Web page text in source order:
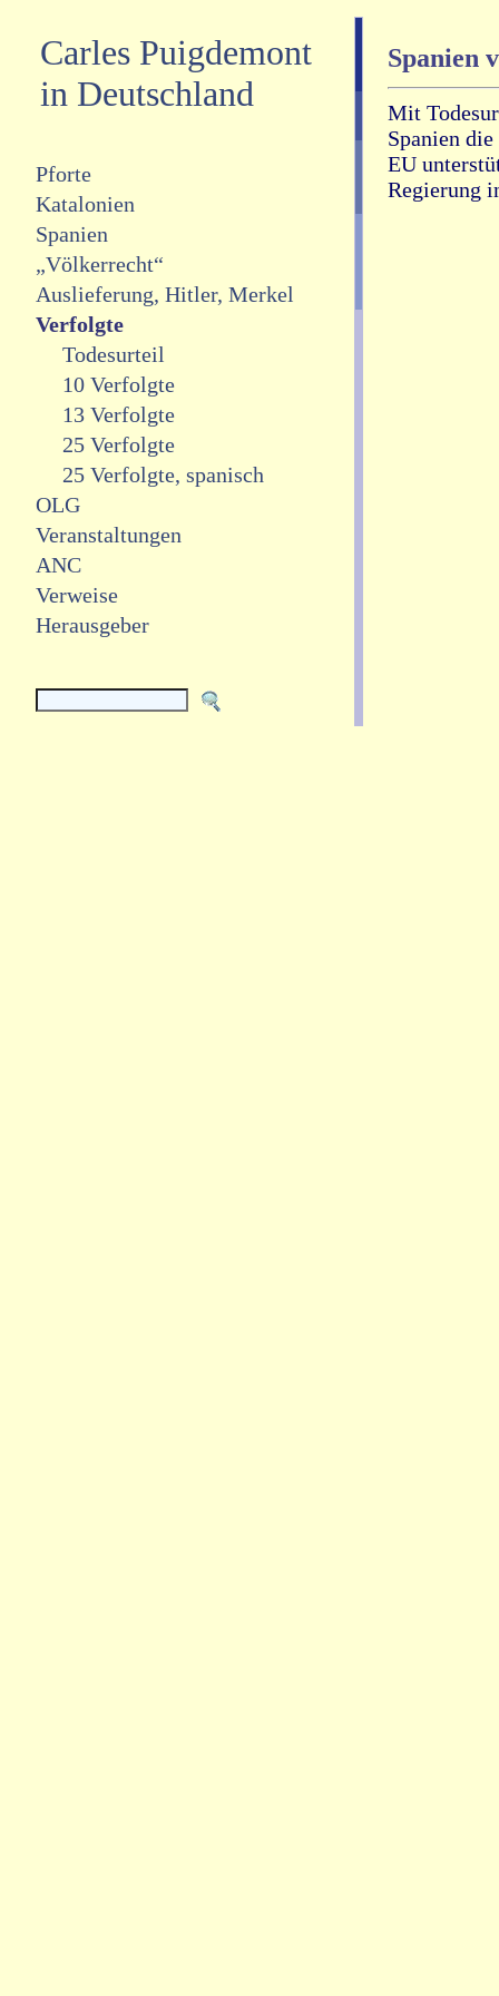
Carles Puigdemont
in Deutschland
Pforte
Katalonien
Spanien
„Völkerrecht“
Auslieferung, Hitler, Merkel
Verfolgte
Todesurteil
10 Verfolgte
13 Verfolgte
25 Verfolgte
25 Verfolgte, spanisch
OLG
Veranstaltungen
ANC
Verweise
Herausgeber
Spanien
Mit
Spanien
EU
Regierung